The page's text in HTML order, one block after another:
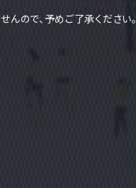
んので、予めご了承ください。